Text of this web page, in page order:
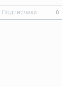
Подписчики 0